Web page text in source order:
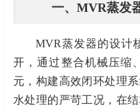
一、 MVR蒸发
MVR蒸发器的设计
开，通过整合机械压缩
元，构建高效闭环处理
水处理的严苛工况，在